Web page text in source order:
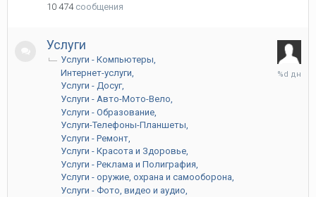
10 474 сообщения
Услуги
Услуги - Компьютеры
Интернет-услуги
Услуги - Досуг
Услуги - Авто-Мото-Вело
Услуги - Образование
Услуги-Телефоны-Планшеты
Услуги - Ремонт
Услуги - Красота и Здоровье
Услуги - Реклама и Полиграфия
Услуги - оружие, охрана и самооборона
Услуги - Фото, видео и аудио
Вчера